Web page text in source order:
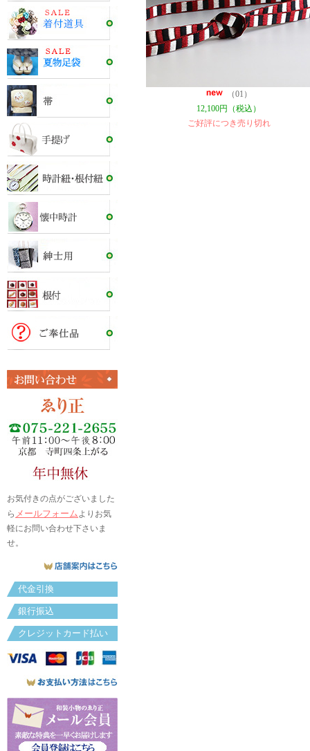
お気付きの点がございました
ら メールフォームよりお気
軽にお問い合わせ下さいま
せ。
代金引換
銀行振込
クレジットカード払い
（01）
12,100円（税込）
ご好評につき売り切れ